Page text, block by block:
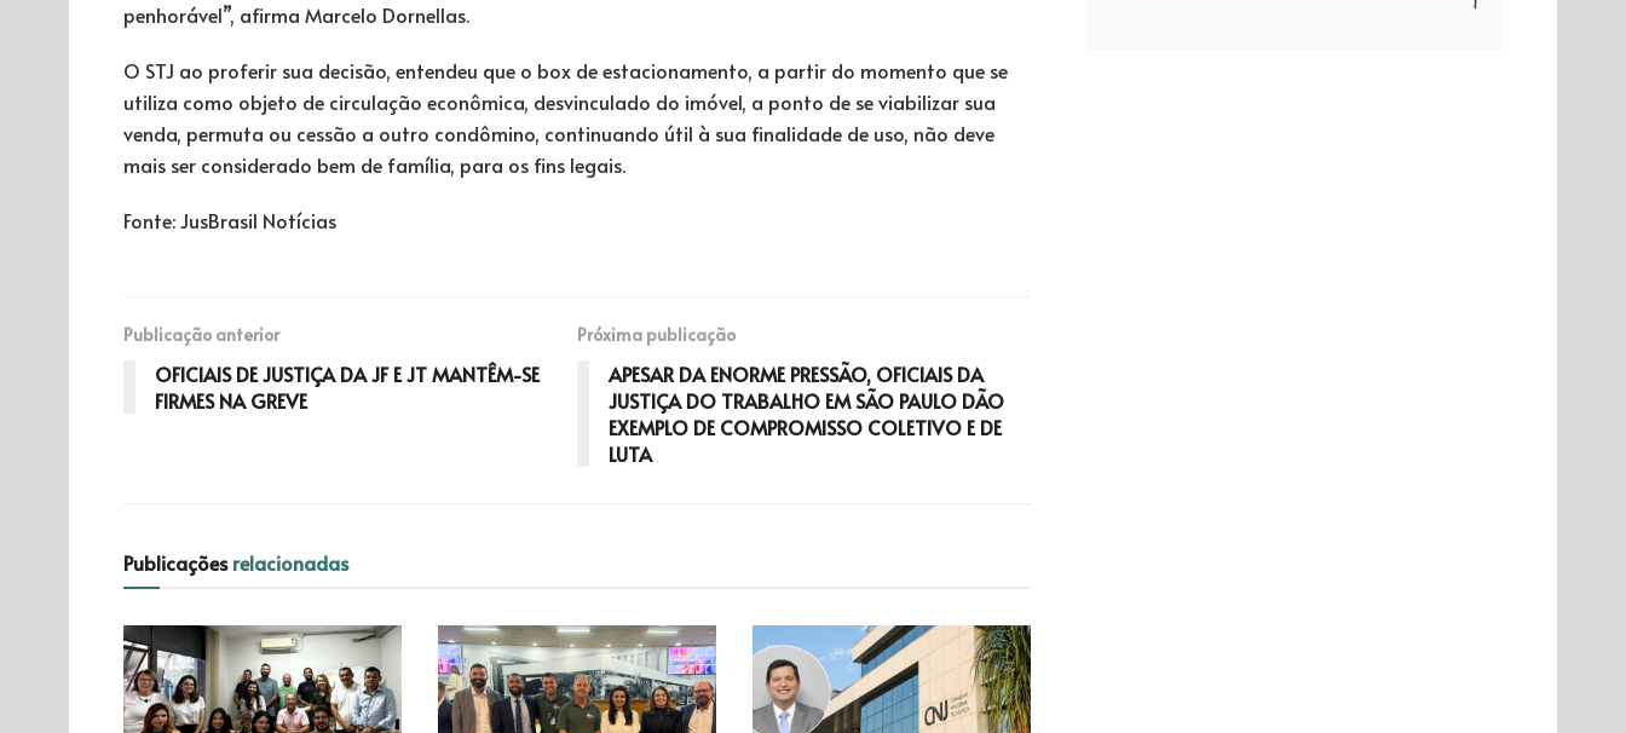
penhorável”, afirma Marcelo Dornellas.
O STJ ao proferir sua decisão, entendeu que o box de estacionamento, a partir do momento que se
utiliza como objeto de circulação econômica, desvinculado do imóvel, a ponto de se viabilizar sua
venda, permuta ou cessão a outro condômino, continuando útil à sua finalidade de uso, não deve
mais ser considerado bem de família, para os fins legais.
Fonte: JusBrasil Notícias
Publicação anterior
OFICIAIS DE JUSTIÇA DA JF E JT MANTÊM-SE
FIRMES NA GREVE
Próxima publicação
APESAR DA ENORME PRESSÃO, OFICIAIS DA
JUSTIÇA DO TRABALHO EM SÃO PAULO DÃO
EXEMPLO DE COMPROMISSO COLETIVO E DE
LUTA
Publicaçõesrelacionadas